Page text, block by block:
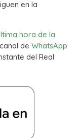
en la
hora de la
de WhatsApp
del Real